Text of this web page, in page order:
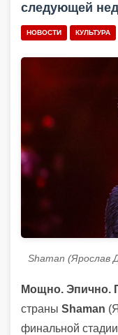
следующей
НОВОСТИ КУЛЬТУРА
Shaman (Ярослав
Мощно. Эпично.
страны Shaman
финальной